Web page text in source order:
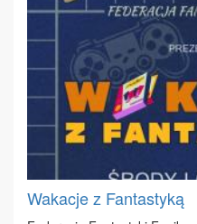
Wakacje z Fantastyką